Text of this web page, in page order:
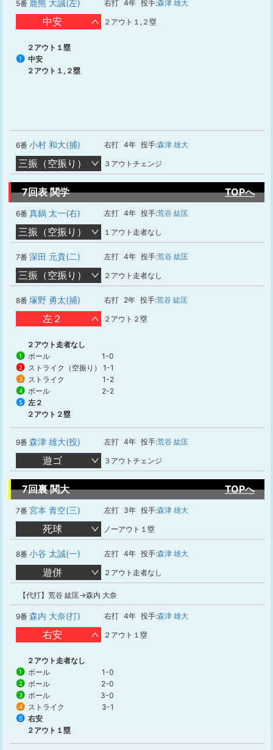
5番 鹿熊 大誠(左) 右打 4年 投手:森津 雄大
中安 ２アウト１,２塁
２アウト１塁
1
中安
２アウト１,２塁
6番 小村 和大(捕) 右打 4年 投手:森津 雄大
三振（空振り） ３アウトチェンジ
7回表 関学 TOPへ
6番 真鍋 太一(右) 左打 4年 投手:荒谷 紘匡
三振（空振り） １アウト走者なし
7番 深田 元貴(二) 左打 4年 投手:荒谷 紘匡
三振（空振り） ２アウト走者なし
8番 塚野 勇太(捕) 右打 2年 投手:荒谷 紘匡
左２ ２アウト２塁
２アウト走者なし
1 ボール 1-0
2 ストライク（空振り） 1-1
3 ストライク 1-2
4 ボール 2-2
5
左２
２アウト２塁
9番 森津 雄大(投) 左打 4年 投手:荒谷 紘匡
遊ゴ ３アウトチェンジ
7回裏 関大 TOPへ
7番 宮本 青空(三) 左打 3年 投手:森津 雄大
死球 ノーアウト１塁
8番 小谷 太誠(一) 左打 4年 投手:森津 雄大
遊併 ２アウト走者なし
【代打】荒谷 紘匡→森内 大奈
9番 森内 大奈(打) 右打 4年 投手:森津 雄大
右安 ２アウト１塁
２アウト走者なし
1 ボール 1-0
2 ボール 2-0
3 ボール 3-0
4 ストライク 3-1
5
右安
２アウト１塁